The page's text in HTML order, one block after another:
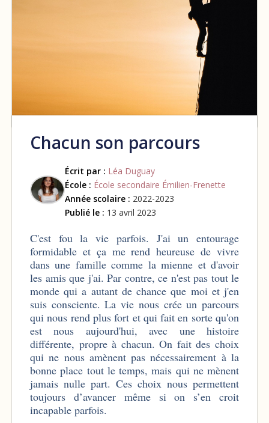
Chacun son parcours
Écrit par : Léa Duguay
École : École secondaire Émilien-Frenette
Année scolaire : 2022-2023
Publié le : 13 avril 2023
C'est fou la vie parfois. J'ai un entourage
formidable et ça me rend heureuse de vivre
dans une famille comme la mienne et d'avoir
les amis que j'ai. Par contre, ce n'est pas tout le
monde qui a autant de chance que moi et j'en
suis consciente. La vie nous crée un parcours
qui nous rend plus fort et qui fait en sorte qu'on
est nous aujourd'hui, avec une histoire
différente, propre à chacun. On fait des choix
qui ne nous amènent pas nécessairement à la
bonne place tout le temps, mais qui ne mènent
jamais nulle part. Ces choix nous permettent
toujours d’avancer même si on s’en croit
incapable parfois.